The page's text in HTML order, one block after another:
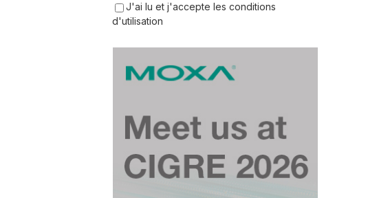
J'ai lu et j'accepte les conditions
d'utilisation